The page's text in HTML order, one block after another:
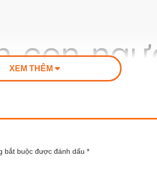
XEM THÊM
bắt buộc được đánh dấu *